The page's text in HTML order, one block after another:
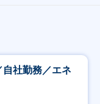
自社勤務／エネ